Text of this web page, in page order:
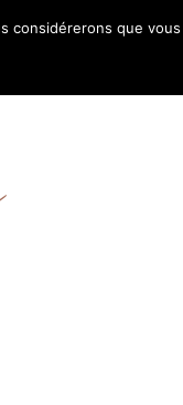
considérerons que